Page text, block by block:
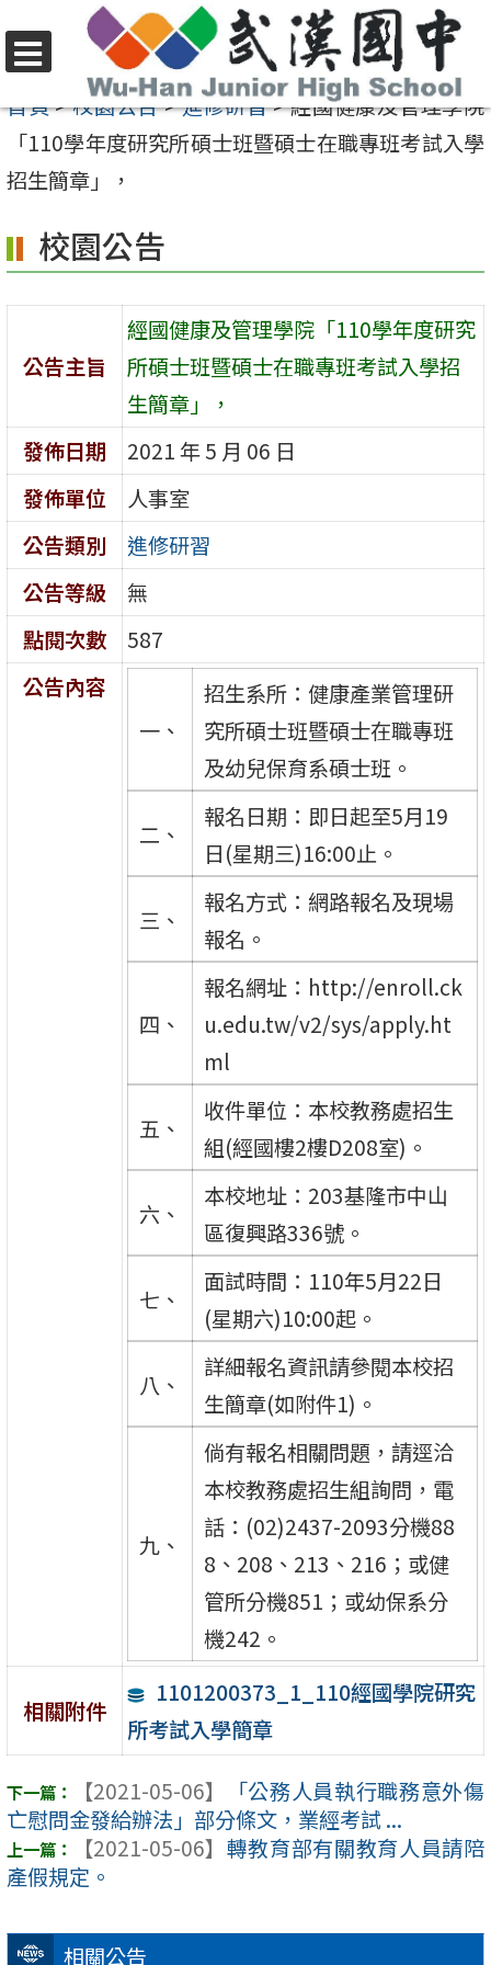
至
內
區
選
單
首頁>校園公告>進修研習>經國健康及管理學院
「110學年度研究所碩士班暨碩士在職專班考試入學
招生簡章」，
相關公告
校園公告
公告主旨
經國健康及管理學院「110學年度研究
所碩士班暨碩士在職專班考試入學招
生簡章」，
發佈日期
2021 年 5 月 06 日
發佈單位
人事室
公告類別
進修研習
公告等級
無
點閱次數
587
公告內容
一、
招生系所：健康產業管理研
究所碩士班暨碩士在職專班
及幼兒保育系碩士班。
二、
報名日期：即日起至5月19
日(星期三)16:00止。
三、
報名方式：網路報名及現場
報名。
四、
報名網址：http://enroll.ck
u.edu.tw/v2/sys/apply.ht
ml
五、
收件單位：本校教務處招生
組(經國樓2樓D208室)。
六、
本校地址：203基隆市中山
區復興路336號。
七、
面試時間：110年5月22日
(星期六)10:00起。
八、
詳細報名資訊請參閱本校招
生簡章(如附件1)。
九、
倘有報名相關問題，請逕洽
本校教務處招生組詢問，電
話：(02)2437-2093分機88
8、208、213、216；或健
管所分機851；或幼保系分
機242。
相關附件
1101200373_1_110經國學院研究
所考試入學簡章
【2021-05-06】
「公務人員執行職務意外傷
亡慰問金發給辦法」部分條文，業經考試 ...
【2021-05-06】 轉教育部有關教育人員請陪
產假規定。